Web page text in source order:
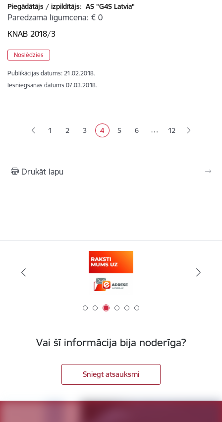
Piegādātājs / izpildītājs: AS "G4S Latvia"
Paredzamā līgumcena € 0
KNAB 2018/3
Noslēdzies
Publikācijas datums: 21.02.2018.
Iesniegšanas datums 07.03.2018.
Lapa
1 Lapa
2 Lapa
3 Pašreizējā lapa
4 Lapa
5 Lapa
6 … 12
Drukāt lapu
Vai šī informācija bija noderīga?
Sniegt atsauksmi